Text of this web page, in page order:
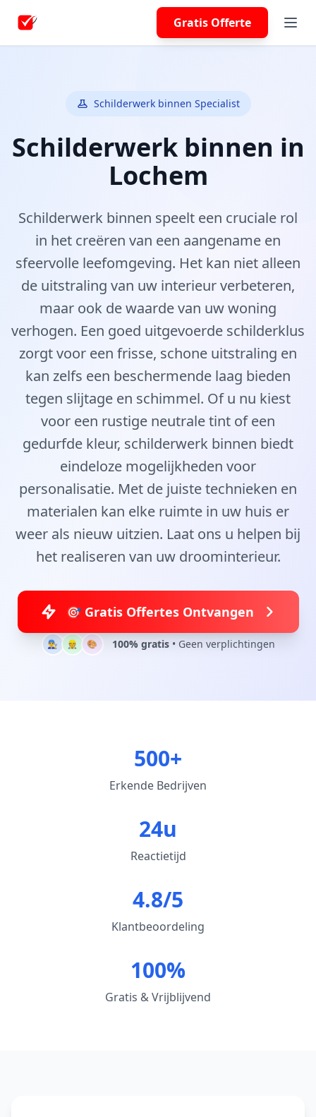
Gratis Offerte
Schilderwerk binnen Specialist
Schilderwerk binnen in
Lochem
Schilderwerk binnen speelt een cruciale rol
in het creëren van een aangename en
sfeervolle leefomgeving. Het kan niet alleen
de uitstraling van uw interieur verbeteren,
maar ook de waarde van uw woning
verhogen. Een goed uitgevoerde schilderklus
zorgt voor een frisse, schone uitstraling en
kan zelfs een beschermende laag bieden
tegen slijtage en schimmel. Of u nu kiest
voor een rustige neutrale tint of een
gedurfde kleur, schilderwerk binnen biedt
eindeloze mogelijkheden voor
personalisatie. Met de juiste technieken en
materialen kan elke ruimte in uw huis er
weer als nieuw uitzien. Laat ons u helpen bij
het realiseren van uw droominterieur.
🎯 Gratis Offertes Ontvangen
👨‍🔧 👷 🎨 100% gratis• Geen verplichtingen
500+
Erkende Bedrijven
24u
Reactietijd
4.8/5
Klantbeoordeling
100%
Gratis & Vrijblijvend